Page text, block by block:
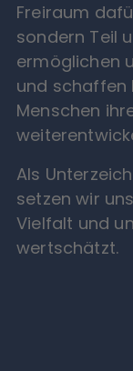
Freiraum
sondern Teil
ermöglichen
und schaffen
Menschen
Als
setzen wir
Vielfalt und
wertschätzt.